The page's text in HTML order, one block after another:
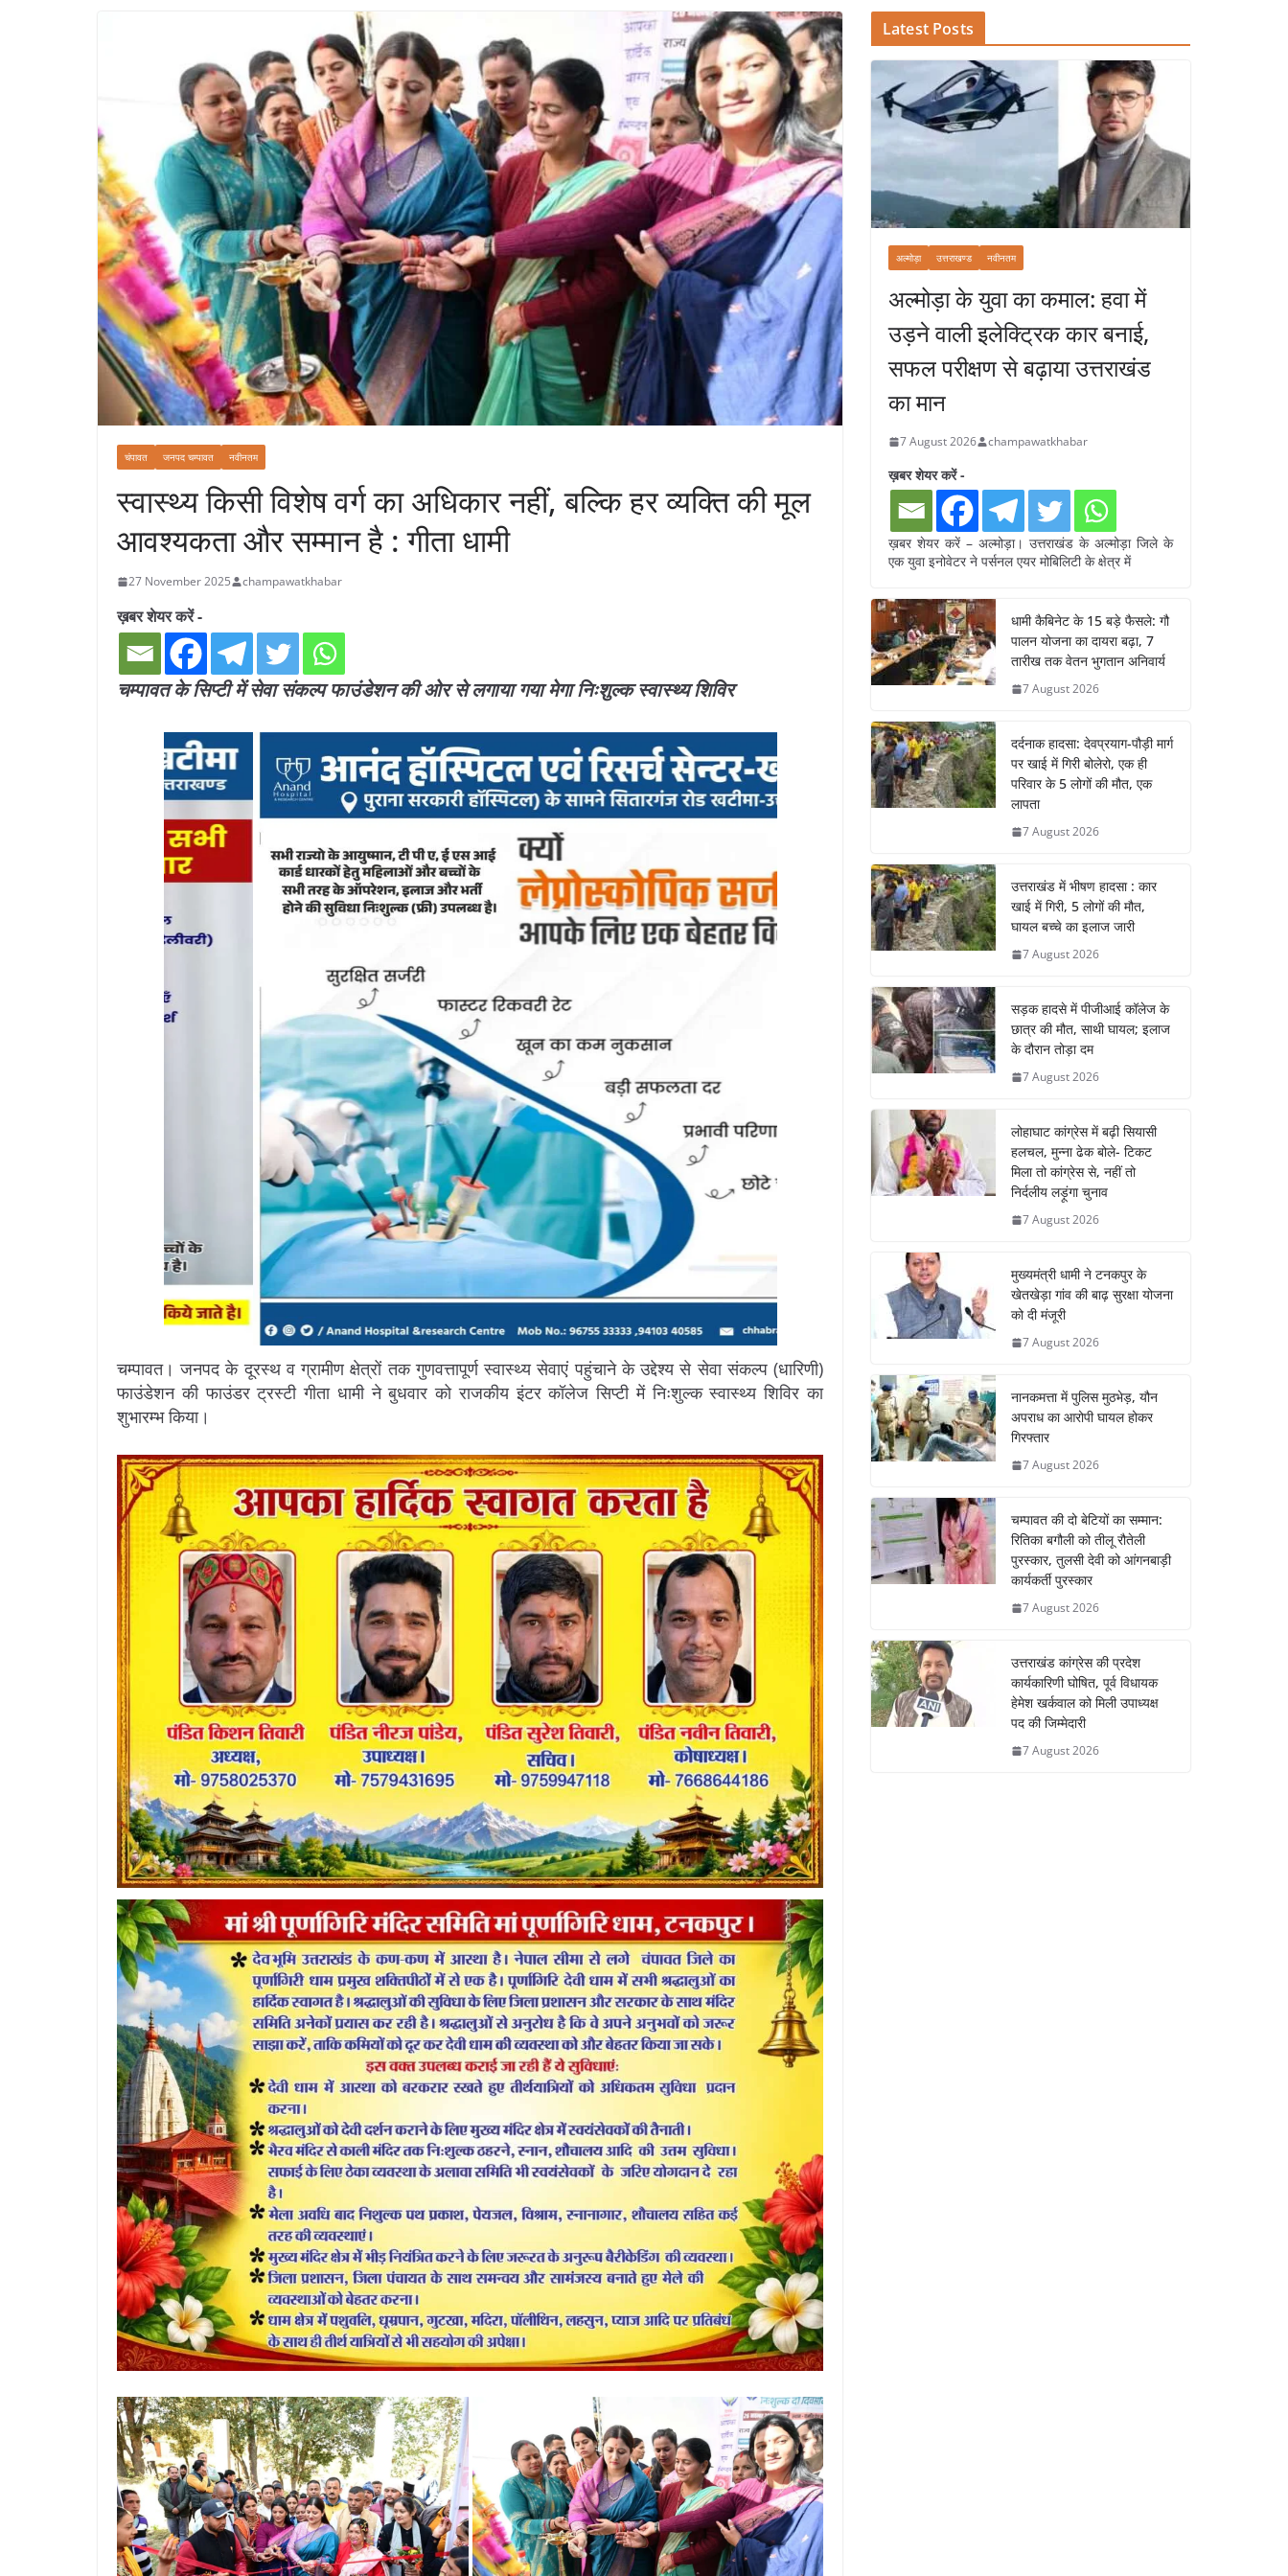
चंपावत जनपद चम्पावत नवीनतम
स्वास्थ्य किसी विशेष वर्ग का अधिकार नहीं, बल्कि हर व्यक्ति की मूल
आवश्यकता और सम्मान है : गीता धामी
27 November 2025 champawatkhabar
ख़बर शेयर करें -
चम्पावत के सिप्टी में सेवा संकल्प फाउंडेशन की ओर से लगाया गया मेगा निःशुल्क स्वास्थ्य शिविर
चम्पावत। जनपद के दूरस्थ व ग्रामीण क्षेत्रों तक गुणवत्तापूर्ण स्वास्थ्य सेवाएं पहुंचाने के उद्देश्य से सेवा संकल्प (धारिणी)
फाउंडेशन की फाउंडर ट्रस्टी गीता धामी ने बुधवार को राजकीय इंटर कॉलेज सिप्टी में निःशुल्क स्वास्थ्य शिविर का
शुभारम्भ किया।
Latest Posts
अल्मोड़ा उत्तराखण्ड नवीनतम
अल्मोड़ा के युवा का कमाल: हवा में
उड़ने वाली इलेक्ट्रिक कार बनाई,
सफल परीक्षण से बढ़ाया उत्तराखंड
का मान
7 August 2026 champawatkhabar
ख़बर शेयर करें -
ख़बर शेयर करें – अल्मोड़ा। उत्तराखंड के अल्मोड़ा जिले के
एक युवा इनोवेटर ने पर्सनल एयर मोबिलिटी के क्षेत्र में
धामी कैबिनेट के 15 बड़े फैसले: गौ
पालन योजना का दायरा बढ़ा, 7
तारीख तक वेतन भुगतान अनिवार्य
7 August 2026
दर्दनाक हादसा: देवप्रयाग-पौड़ी मार्ग
पर खाई में गिरी बोलेरो, एक ही
परिवार के 5 लोगों की मौत, एक
लापता
7 August 2026
उत्तराखंड में भीषण हादसा : कार
खाई में गिरी, 5 लोगों की मौत,
घायल बच्चे का इलाज जारी
7 August 2026
सड़क हादसे में पीजीआई कॉलेज के
छात्र की मौत, साथी घायल; इलाज
के दौरान तोड़ा दम
7 August 2026
लोहाघाट कांग्रेस में बढ़ी सियासी
हलचल, मुन्ना ढेक बोले- टिकट
मिला तो कांग्रेस से, नहीं तो
निर्दलीय लड़ूंगा चुनाव
7 August 2026
मुख्यमंत्री धामी ने टनकपुर के
खेतखेड़ा गांव की बाढ़ सुरक्षा योजना
को दी मंजूरी
7 August 2026
नानकमत्ता में पुलिस मुठभेड़, यौन
अपराध का आरोपी घायल होकर
गिरफ्तार
7 August 2026
चम्पावत की दो बेटियों का सम्मान:
रितिका बगौली को तीलू रौतेली
पुरस्कार, तुलसी देवी को आंगनबाड़ी
कार्यकर्ती पुरस्कार
7 August 2026
उत्तराखंड कांग्रेस की प्रदेश
कार्यकारिणी घोषित, पूर्व विधायक
हेमेश खर्कवाल को मिली उपाध्यक्ष
पद की जिम्मेदारी
7 August 2026